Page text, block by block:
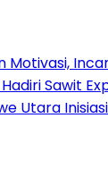
Sawit
Utara